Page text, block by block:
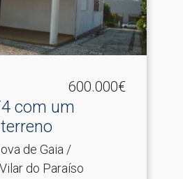
600.000€
com um
de Gaia /
do Paraíso